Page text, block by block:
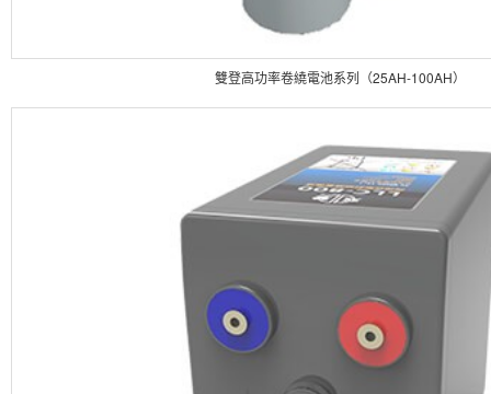
雙登高功率卷繞電池系列（25AH-100AH）